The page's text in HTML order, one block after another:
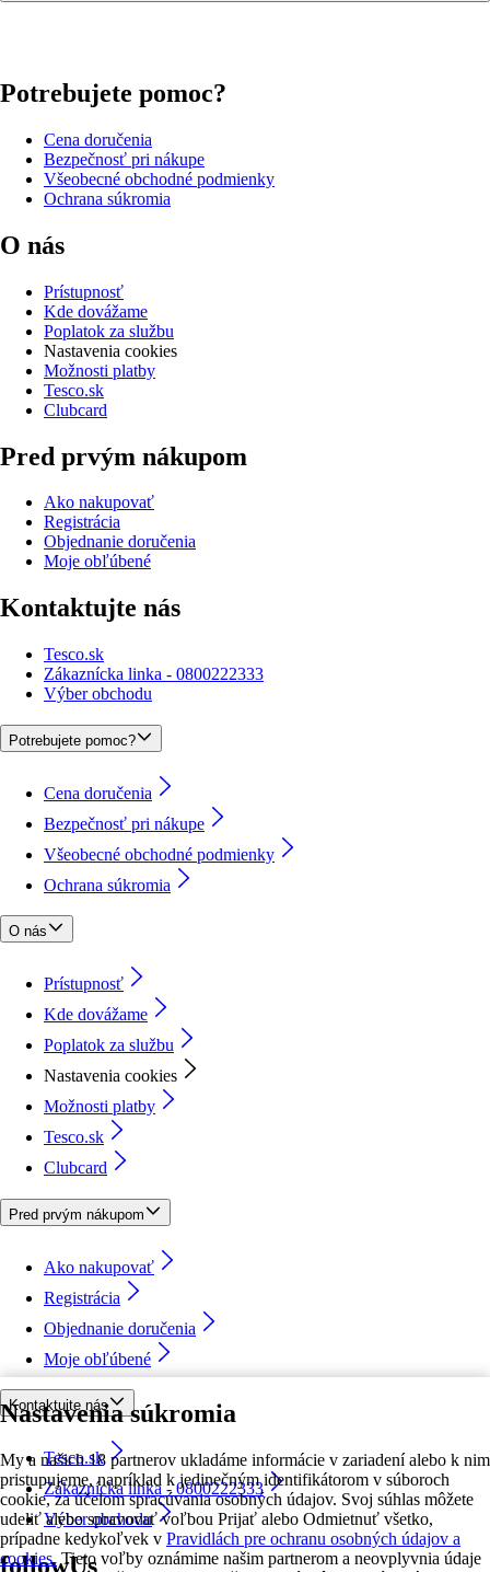
Nastavenia súkromia
My a našich 18 partnerov ukladáme informácie v zariadení alebo k nim
pristupujeme, napríklad k jedinečným identifikátorom v súboroch
cookie, za účelom spracúvania osobných údajov. Svoj súhlas môžete
udeliť alebo spravovať voľbou Prijať alebo Odmietnuť všetko,
prípadne kedykoľvek v Pravidlách pre ochranu osobných údajov a
cookies. Tieto voľby oznámime našim partnerom a neovplyvnia údaje
Potrebujete pomoc?
Cena doručenia
Bezpečnosť pri nákupe
Všeobecné obchodné podmienky
Ochrana súkromia
O nás
Prístupnosť
Kde dovážame
Poplatok za službu
Nastavenia cookies
Možnosti platby
Tesco.sk
Clubcard
Pred prvým nákupom
Ako nakupovať
Registrácia
Objednanie doručenia
Moje obľúbené
Kontaktujte nás
Tesco.sk
Zákaznícka linka - 0800222333
Výber obchodu
Potrebujete pomoc?
Cena doručenia
Bezpečnosť pri nákupe
Všeobecné obchodné podmienky
Ochrana súkromia
O nás
Prístupnosť
Kde dovážame
Poplatok za službu
Nastavenia cookies
Možnosti platby
Tesco.sk
Clubcard
Pred prvým nákupom
Ako nakupovať
Registrácia
Objednanie doručenia
Moje obľúbené
Kontaktujte nás
Tesco.sk
Zákaznícka linka - 0800222333
Výber obchodu
followUs